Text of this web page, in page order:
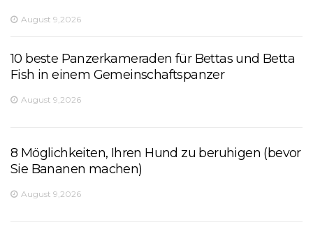
August 9,2026
10 beste Panzerkameraden für Bettas und Betta
Fish in einem Gemeinschaftspanzer
August 9,2026
8 Möglichkeiten, Ihren Hund zu beruhigen (bevor
Sie Bananen machen)
August 9,2026